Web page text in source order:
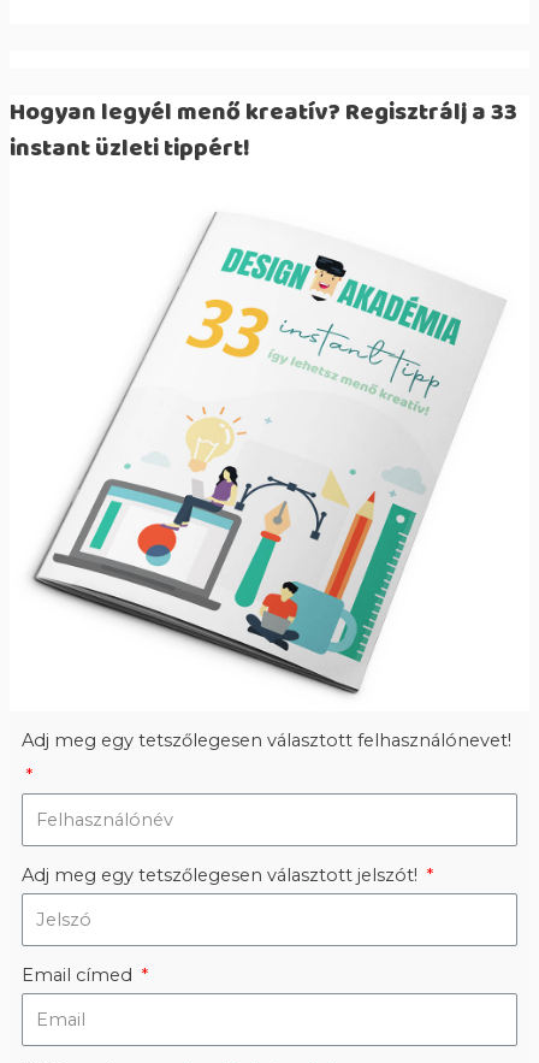
Hogyan legyél menő kreatív? Regisztrálj a 33
instant üzleti tippért!
Adj meg egy tetszőlegesen választott felhasználónevet!
Adj meg egy tetszőlegesen választott jelszót!
Email címed